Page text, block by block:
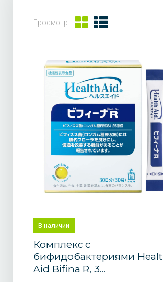
Просмотр:
В наличии
Комплекс с
бифидобактериями
Aid Bifina R, 3...